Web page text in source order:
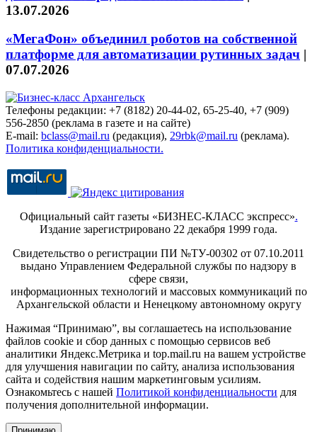
13.07.2026
«МегаФон» объединил роботов на собственной
платформе для автоматизации рутинных задач |
07.07.2026
Телефоны редакции: +7 (8182) 20-44-02, 65-25-40, +7 (909)
556-2850 (реклама в газете и на сайте)
E-mail: bclass@mail.ru (редакция), 29rbk@mail.ru (реклама).
Политика конфиденциальности.
Официальный сайт газеты «БИЗНЕС-КЛАСС экспресс».
Издание зарегистрировано 22 декабря 1999 года.
Свидетельство о регистрации ПИ №ТУ-00302 от 07.10.2011
выдано Управлением Федеральной службы по надзору в
сфере связи,
информационных технологий и массовых коммуникаций по
Архангельской области и Ненецкому автономному округу
Нажимая “Принимаю”, вы соглашаетесь на использование
файлов cookie и сбор данных с помощью сервисов веб
аналитики Яндекс.Метрика и top.mail.ru на вашем устройстве
для улучшения навигации по сайту, анализа использования
сайта и содействия нашим маркетинговым усилиям.
Ознакомьтесь с нашей Политикой конфиденциальности для
получения дополнительной информации.